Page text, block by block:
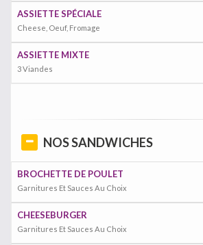
ASSIETTE SPÉCIALE
Cheese, Oeuf, Fromage
ASSIETTE MIXTE
3 Viandes
NOS SANDWICHES
BROCHETTE DE POULET
Garnitures Et Sauces Au Choix
CHEESEBURGER
Garnitures Et Sauces Au Choix